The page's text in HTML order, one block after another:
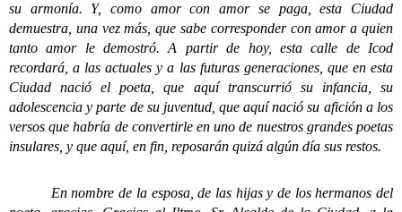
su armonía. Y, como amor con amor se paga, esta Ciudad
demuestra, una vez más, que sabe corresponder con amor a quien
tanto amor le demostró. A partir de hoy, esta calle de Icod
recordará, a las actuales y a las futuras generaciones, que en esta
Ciudad nació el poeta, que aquí transcurrió su infancia, su
adolescencia y parte de su juventud, que aquí nació su afición a los
versos que habría de convertirle en uno de nuestros grandes poetas
insulares, y que aquí, en fin, reposarán quizá algún día sus restos.
En nombre de la esposa, de las hijas y de los hermanos del